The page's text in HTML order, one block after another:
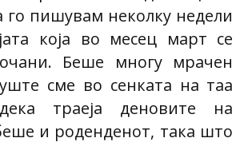
го пишувам неколку недели
која во месец март се
Беше многу мрачен
сме во сенката на таа
траеја деновите на
и роденденот, така што